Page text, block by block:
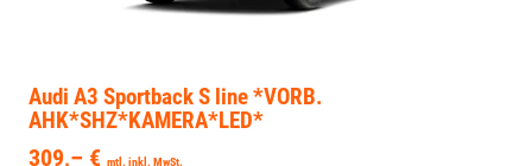
Audi A3 SportbackS line *VORB.
AHK*SHZ*KAMERA*LED*
309,– € mtl. inkl. MwSt.